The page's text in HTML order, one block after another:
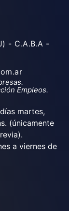
- C.A.B.A -
Empleos.
martes,
(únicamente
a viernes de